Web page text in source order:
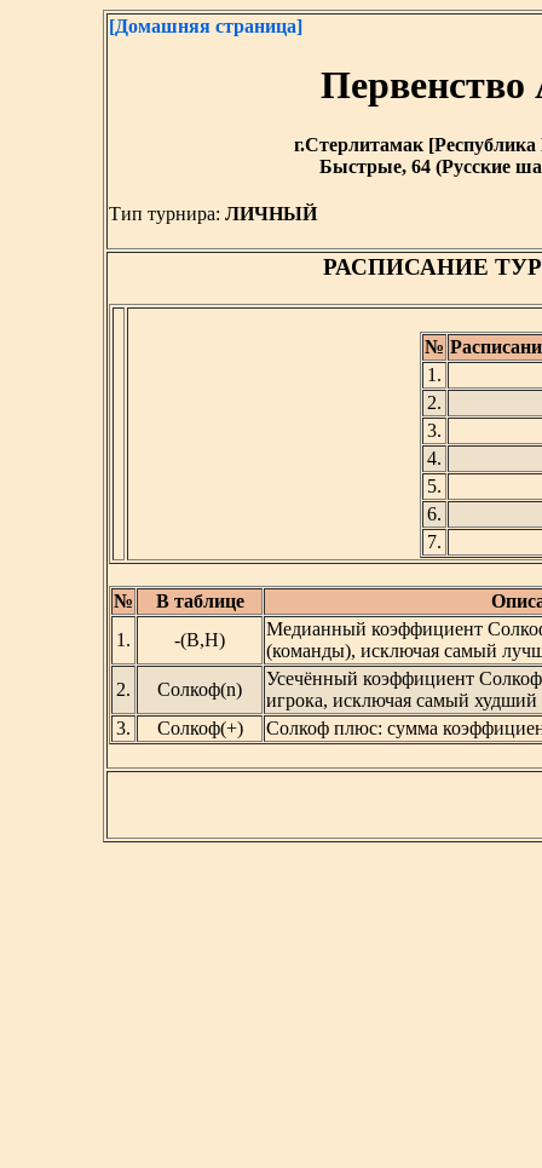
[Домашняя страница]
г.Стерлитамак
Быстрые, 64 (Русские
Тип турнира: ЛИЧНЫЙ
РАСПИСАНИЕ
№
1.
2.
3.
4.
5.
6.
7.
№ В таблице
1.
-(В,Н)
Медианный коэффициент
(команды), исключая самый
2.
Солкоф(n)
Усечённый коэффициент
игрока, исключая самый худший
3.
Солкоф(+) Солкоф плюс: сумма